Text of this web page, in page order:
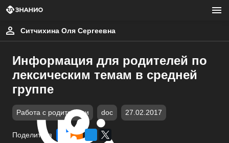
Ситчихина Оля Сергеевна
Информация для родителей по
лексическим темам в средней
группе
Работа с родителями doc 27.02.2017
Поделиться